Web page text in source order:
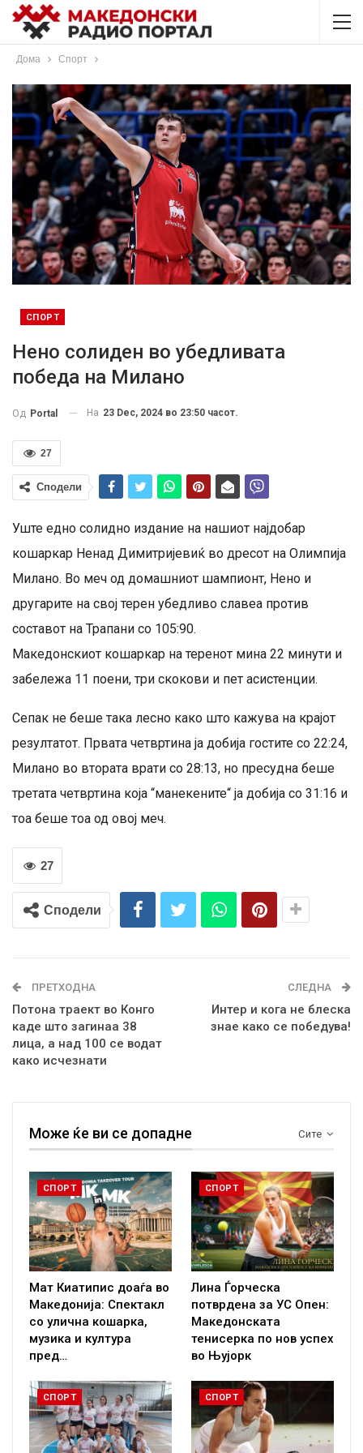
Дома Спорт
СПОРТ
Нено солиден во убедливата
победа на Милано
Од Portal На 23 Dec, 2024 во 23:50 часот.
27
Сподели
Уште едно солидно издание на нашиот најдобар
кошаркар Ненад Димитријевиќ во дресот на Олимпија
Милано. Во меч од домашниот шампионт, Нено и
другарите на свој терен убедливо славеа против
составот на Трапани со 105:90.
Македонскиот кошаркар на теренот мина 22 минути и
забележа 11 поени, три скокови и пет асистенции.
Сепак не беше така лесно како што кажува на крајот
резултатот. Првата четвртина ја добија гостите со 22:24,
Милано во втората врати со 28:13, но пресудна беше
третата четвртина која “манекените“ ја добија со 31:16 и
тоа беше тоа од овој меч.
27
Сподели
ПРЕТХОДНА
Потона траект во Конго
каде што загинаа 38
лица, а над 100 се водат
како исчезнати
СЛЕДНА
Интер и кога не блеска
знае како се победува!
Сите
Може ќе ви се допадне
СПОРТ
Мат Киатипис доаѓа во
Македонија: Спектакл
со улична кошарка,
музика и култура
пред…
СПОРТ
Лина Ѓорческа
потврдена за УС Опен:
Македонската
тенисерка по нов успех
во Њујорк
СПОРТ СПОРТ